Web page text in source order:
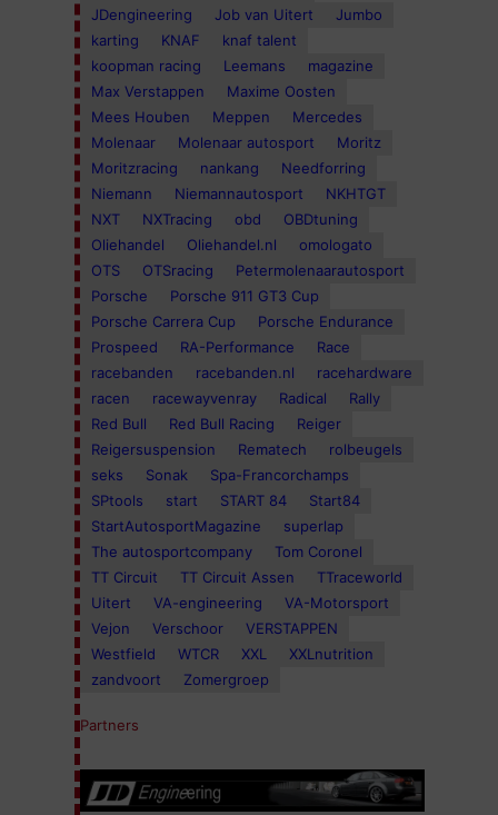
JDengineering
Job van Uitert
Jumbo
karting
KNAF
knaf talent
koopman racing
Leemans
magazine
Max Verstappen
Maxime Oosten
Mees Houben
Meppen
Mercedes
Molenaar
Molenaar autosport
Moritz
Moritzracing
nankang
Needforring
Niemann
Niemannautosport
NKHTGT
NXT
NXTracing obd
OBDtuning
Oliehandel
Oliehandel.nl
omologato
OTS
OTSracing
Petermolenaarautosport
Porsche
Porsche 911 GT3 Cup
Porsche Carrera Cup
Porsche Endurance
Prospeed
RA-Performance
Race
racebanden
racebanden.nl
racehardware
racen
racewayvenray Radical
Rally
Red Bull
Red Bull Racing
Reiger
Reigersuspension
Rematech
rolbeugels
seks
Sonak
Spa-Francorchamps
SPtools
start START 84
Start84
StartAutosportMagazine
superlap
The autosportcompany
Tom Coronel
TT Circuit
TT Circuit Assen
TTraceworld
Uitert
VA-engineering
VA-Motorsport
Vejon
Verschoor
VERSTAPPEN
Westfield
WTCR XXL
XXLnutrition
zandvoort
Zomergroep
Partners